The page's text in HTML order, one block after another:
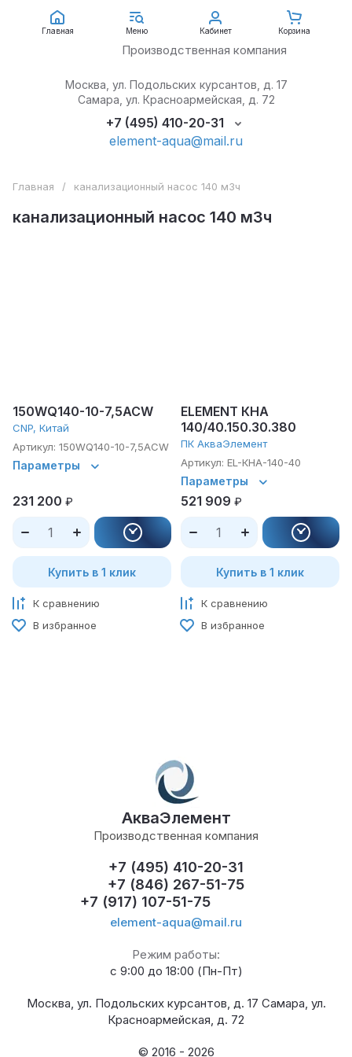
Москва, ул. Подольских курсантов, д. 17
Самара, ул. Красноармейская, д. 72
+7 (495) 410-20-31
element-aqua@mail.ru
АкваЭлемент
Производственная компания
Главная / канализационный насос 140 м3ч
канализационный насос 140 м3ч
150WQ140-10-7,5ACW
CNP, Китай
Артикул: 150WQ140-10-7,5ACW
Параметры
231 200 ₽
Купить в 1 клик
К сравнению
В избранное
ELEMENT КНА
140/40.150.30.380
ПК АкваЭлемент
Артикул: EL-КНА-140-40
Параметры
521 909 ₽
Купить в 1 клик
К сравнению
В избранное
АкваЭлемент
Производственная компания
+7 (495) 410-20-31
+7 (846) 267-51-75
+7 (917) 107-51-75
element-aqua@mail.ru
Режим работы:
с 9:00 до 18:00 (Пн-Пт)
Москва, ул. Подольских курсантов, д. 17 Самара, ул.
Красноармейская, д. 72
© 2016 - 2026
Главная Меню Кабинет Корзина